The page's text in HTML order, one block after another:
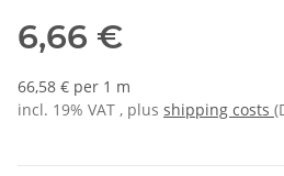
6,66 €
66,58 € per 1 m
incl. 19% VAT , plus shipping costs